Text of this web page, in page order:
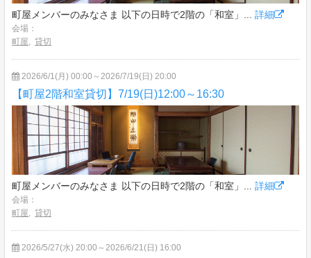
町屋メンバーのみなさま 以下の日時で2階の「和室」... 詳細
会場：
町屋, 貸切
2026/6/1(月) 00:00～2026/7/19(日) 20:00
【町屋2階和室貸切】7/19(日)12:00～16:30
町屋メンバーのみなさま 以下の日時で2階の「和室」... 詳細
会場：
町屋, 貸切
2026/5/27(水) 20:00～2026/6/21(日) 16:00